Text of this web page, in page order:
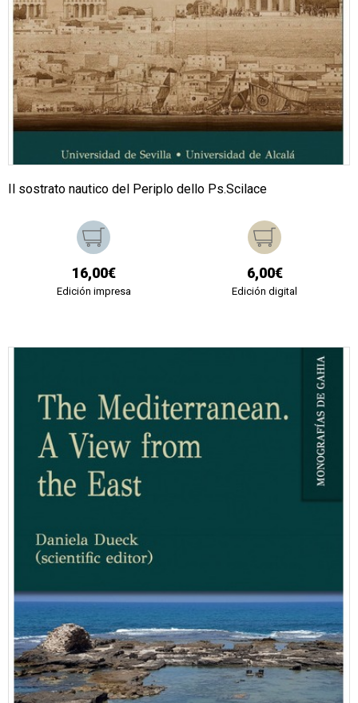
Il sostrato nautico del Periplo dello Ps.Scilace
16,00€
Edición impresa
6,00€
Edición digital